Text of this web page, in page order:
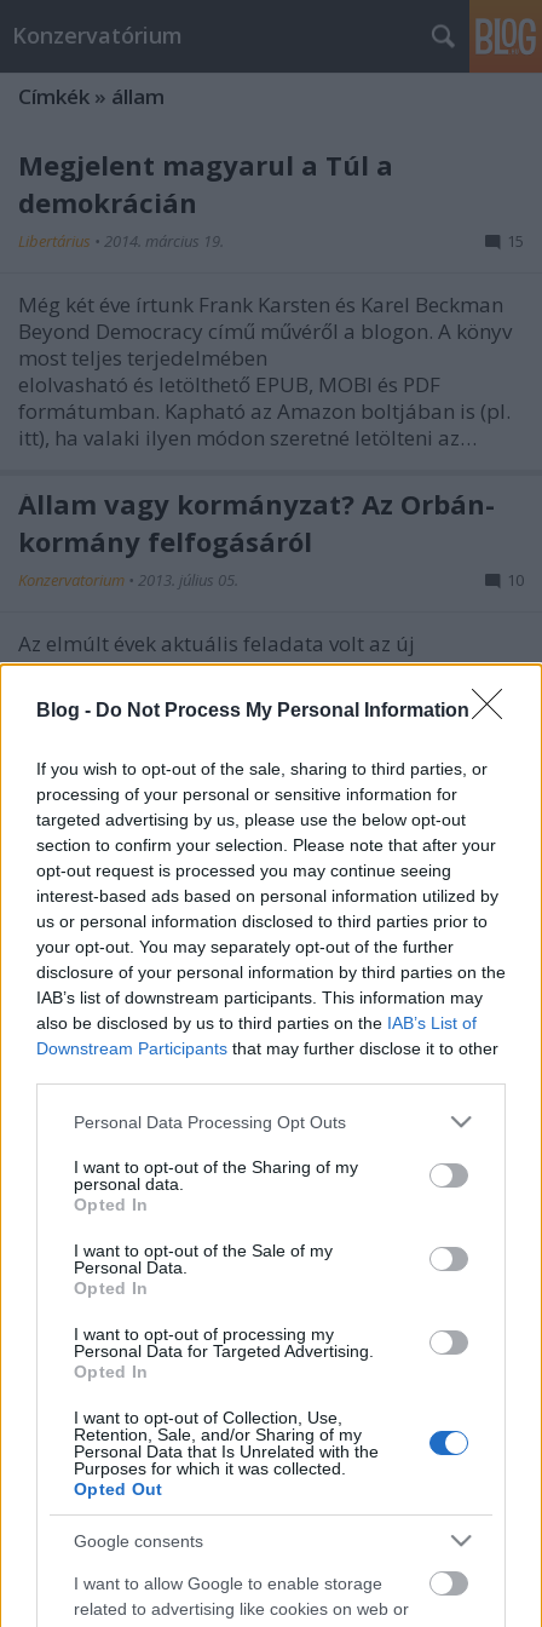
Blog - Do Not Process My Personal Information
If you wish to opt-out of the sale, sharing to third parties, or
processing of your personal or sensitive information for
targeted advertising by us, please use the below opt-out
section to confirm your selection. Please note that after your
opt-out request is processed you may continue seeing
interest-based ads based on personal information utilized by
us or personal information disclosed to third parties prior to
your opt-out. You may separately opt-out of the further
disclosure of your personal information by third parties on the
IAB’s list of downstream participants. This information may
also be disclosed by us to third parties on the IAB’s List of
Downstream Participants that may further disclose it to other
Please note that this website/app uses one or more Google
not limited to your visit or usage behaviour. You may click to
grant or deny consent to Google and its third-party tags to
use your data for below specified purposes in below Google
consent section.
Personal Data Processing Opt Outs
I want to opt-out of the Sharing of my
personal data.
Opted In
I want to opt-out of the Sale of my
Personal Data.
Opted In
I want to opt-out of processing my
Personal Data for Targeted Advertising.
Opted In
I want to opt-out of Collection, Use,
Retention, Sale, and/or Sharing of my
Personal Data that Is Unrelated with the
Purposes for which it was collected.
Opted Out
Google consents
I want to allow Google to enable storage
related to advertising like cookies on web or
Konzervatórium
Címkék » állam
Megjelent magyarul a Túl a
demokrácián
Libertárius • 2014. március 19. 15
Még két éve írtunk Frank Karsten és Karel Beckman
Beyond Democracy című művéről a blogon. A könyv
most teljes terjedelmében
elolvasható és letölthető EPUB, MOBI és PDF
formátumban. Kapható az Amazon boltjában is (pl.
itt), ha valaki ilyen módon szeretné letölteni az…
Állam vagy kormányzat? Az Orbán-
kormány felfogásáról
Konzervatorium • 2013. július 05. 10
Az elmúlt évek aktuális feladata volt az új
közigazgatási rendszer megalkotása. A
végérvényesség formáját öltő rendszerről nemcsak
szakemberek, politikusok vitatkoztak, de az
közvetlen tapasztalatokkal is véleményt
formálhattak az…
RE: a liberális kétségbeesésről: a
fejetlen óriások
___________________________ (törölt)•2012. február 24.
Tökéletesen egyetértek Aristoval abban, hogy a mai
európai balliberalizmus a marxizmus és a
liberalizmus frankfurti összeházasításából ered, és
alapvetően azért zúdul a magyar kormányra
össztűz, mert ebből az ideológiai képből erősen
Hajléktalanok mindig lesznek
veletek
Szilvay Gergely• 2011. november 16.
Most már mennem kell, ne haragudjon, de minden
szerdán járok erre, még találkozunk – mondom egy
Gellért-hegy egyik lépcsőjén. Köszönöm, és főleg a
beszélgetést, tudja, olyan ritkán tudok beszélgetni
valakivel…
Kétharmad. Osztható?
Konzervatorium•2010. szeptember 16.